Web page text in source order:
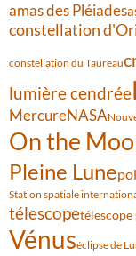
amas des Pléiades
constellation
constellation du Taureau
lumière cendrée
MercureNASA
On the
Pleine Lune
Station spatiale
télescope
Vénuséclipse de